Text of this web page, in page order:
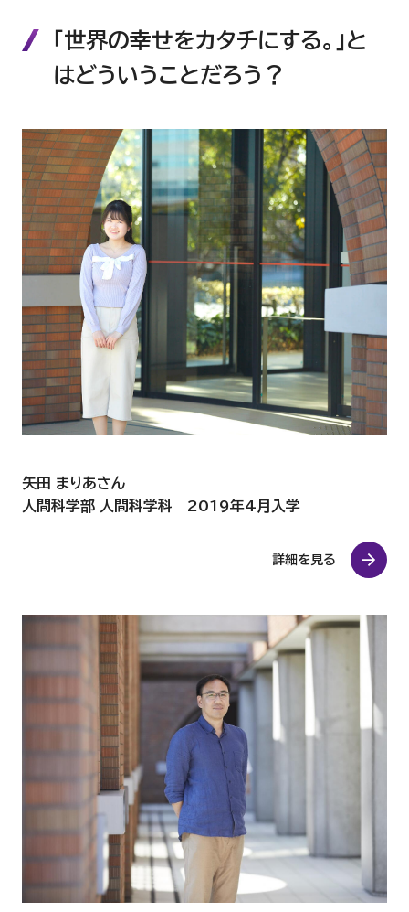
「世界の幸せをカタチにする。」と
はどういうことだろう？
矢田 まりあさん
人間科学部 人間科学科 2019年4月入学
詳細を見る